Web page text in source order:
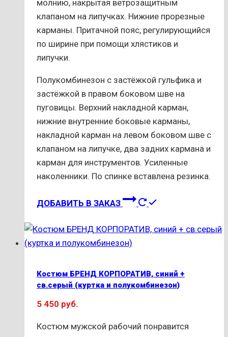
молнию, накрытая ветрозащитным
клапаном на липучках. Нижние прорезные
карманы. Притачной пояс, регулирующийся
по ширине при помощи хлястиков и
липучки.
Полукомбинезон с застёжкой гульфика и
застёжкой в правом боковом шве на
пуговицы. Верхний накладной карман,
нижние внутренние боковые карманы,
накладной карман на левом боковом шве с
клапаном на липучке, два задних кармана и
карман для инструментов. Усиленные
наколенники. По спинке вставлена резинка.
ДОБАВИТЬ В ЗАКАЗ
Этот
имеет
можно
Костюм БРЕНД КОРПОРАТИВ, синий +
св.серый (куртка и полукомбинезон)
5 450 руб.
Костюм мужской рабочий понравится